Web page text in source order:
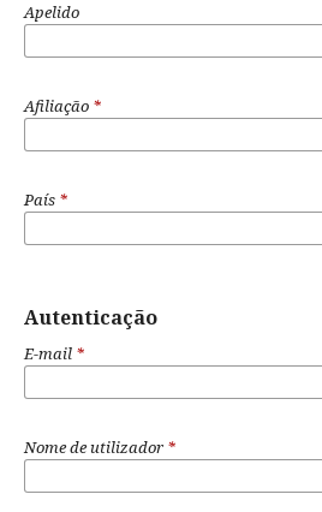
Apelido
Afiliação *
País *
Autenticação
E-mail *
Nome de utilizador *